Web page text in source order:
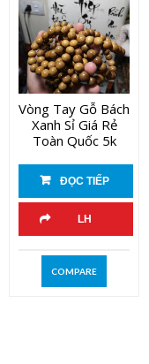
Vòng Tay Gỗ Bách
Xanh Sỉ Giá Rẻ
Toàn Quốc 5k
ĐỌC TIẾP
LH
COMPARE